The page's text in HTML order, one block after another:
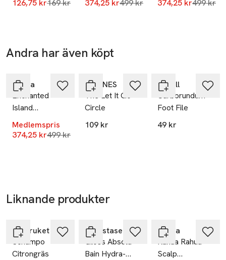
126,75 krLägsta pris 30 dagar
169 kr
374,25 krLägsta pris 30 dagar
499 kr
374,25 krLägsta
499 kr
Andra har även köpt
Rahua
Enchanted
Island
Conditioner
Medlemspris
374,25 krLägsta pris 30 dagar
499 kr
DAVINES
The Let It Go
Circle
109 kr
Scholl
Carborundum
Foot File
49 kr
Liknande produkter
L:a Bruket
Schampo
Citrongräs
Kérastase
Gloss Absolu
Bain Hydra-
Rahua
Rahua Rahua
Scalp